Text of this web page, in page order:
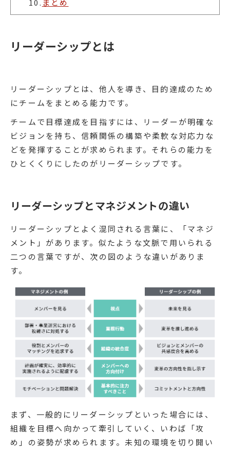
10. まとめ
リーダーシップとは
リーダーシップとは、他人を導き、目的達成のため
にチームをまとめる能力です。
チームで目標達成を目指すには、リーダーが明確な
ビジョンを持ち、信頼関係の構築や柔軟な対応力な
どを発揮することが求められます。それらの能力を
ひとくくりにしたのがリーダーシップです。
リーダーシップとマネジメントの違い
リーダーシップとよく混同される言葉に、「マネジ
メント」があります。似たような文脈で用いられる
二つの言葉ですが、次の図のような違いがありま
す。
まず、一般的にリーダーシップといった場合には、
組織を目標へ向かって牽引していく、いわば「攻
め」の姿勢が求められます。未知の環境を切り開い